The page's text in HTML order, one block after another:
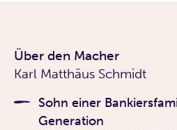
Über den Macher
Karl Matthäus Schmidt
Sohn einer
Generation